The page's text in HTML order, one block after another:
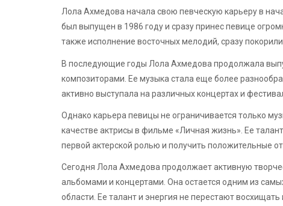
Лола Ахмедова начала свою певческую карьеру в
был выпущен в 1986 году и сразу принес певице
также исполнение восточных мелодий, сразу
В последующие годы Лола Ахмедова продолжала
композиторами. Ее музыка стала еще более
активно выступала на различных концертах и
Однако карьера певицы не ограничивается только
качестве актрисы в фильме «Личная жизнь». Ее
первой актерской ролью и получить положительные
Сегодня Лола Ахмедова продолжает активную
альбомами и концертами. Она остается одним из
области. Ее талант и энергия не перестают